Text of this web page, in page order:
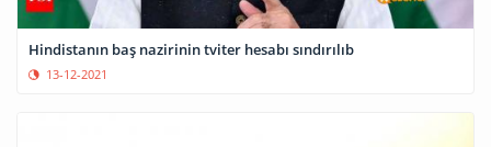
Hindistanın baş nazirinin tviter hesabı sındırılıb
13-12-2021